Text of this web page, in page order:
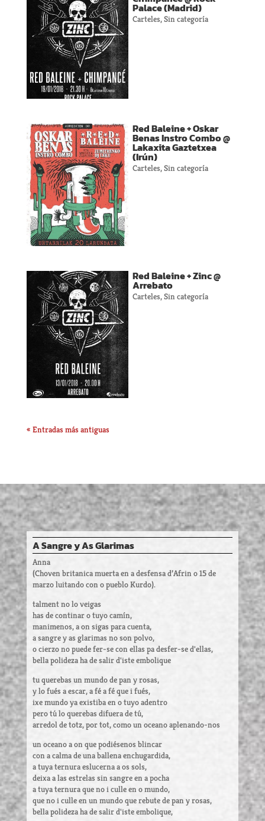
Palace (Madrid)
Carteles,Sin categoría
Red Baleine + Oskar
Benas Instro Combo @
Lakaxita Gaztetxea
(Irún)
Carteles,Sin categoría
Red Baleine + Zinc @
Arrebato
Carteles,Sin categoría
« Entradas más antiguas
A Sangre y As Glarimas
Anna
(Choven britanica muerta en a desfensa d’Afrin o 15 de
marzo luitando con o pueblo Kurdo).
talment no lo veigas
has de continar o tuyo camín,
manimenos, a on sigas para cuenta,
a sangre y as glarimas no son polvo,
o cierzo no puede fer-se con ellas pa desfer-se d'ellas,
bella polideza ha de salir d'iste embolique
tu querebas un mundo de pan y rosas,
y lo fués a escar, a fé a fé que i fués,
ixe mundo ya existiba en o tuyo adentro
pero tú lo querebas difuera de tú,
arredol de totz, por tot, como un oceano aplenando-nos
un oceano a on que podiésenos blincar
con a calma de una ballena enchugardida,
a tuya ternura eslucerna a os sols,
deixa a las estrelas sin sangre en a pocha
a tuya ternura que no i culle en o mundo,
que no i culle en un mundo que rebute de pan y rosas,
bella polideza ha de salir d'iste embolique,